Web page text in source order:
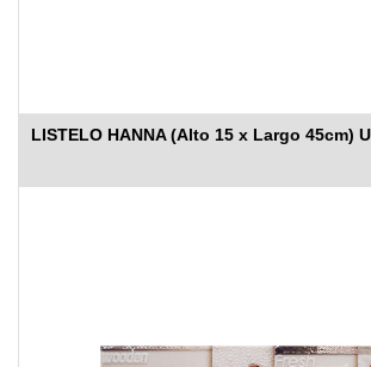
LISTELO HANNA (Alto 15 x Largo 45cm)